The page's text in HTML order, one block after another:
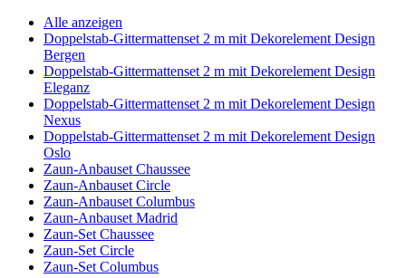
Alle anzeigen
Doppelstab-Gittermattenset 2 m mit Dekorelement Design
Bergen
Doppelstab-Gittermattenset 2 m mit Dekorelement Design
Eleganz
Doppelstab-Gittermattenset 2 m mit Dekorelement Design
Nexus
Doppelstab-Gittermattenset 2 m mit Dekorelement Design
Oslo
Zaun-Anbauset Chaussee
Zaun-Anbauset Circle
Zaun-Anbauset Columbus
Zaun-Anbauset Madrid
Zaun-Set Chaussee
Zaun-Set Circle
Zaun-Set Columbus